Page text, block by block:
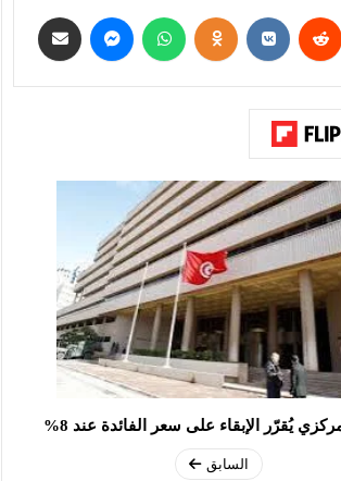
يُقرّر الإبقاء على سعر الفائدة عند 8%
السابق